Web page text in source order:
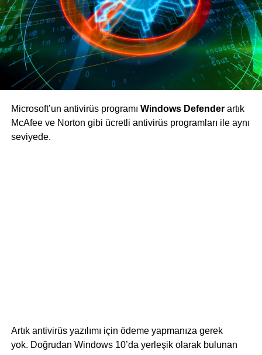
Microsoft’un antivirüs programı Windows Defenderartık
McAfee ve Norton gibi ücretli antivirüs programları ile aynı
seviyede.
Artık antivirüs yazılımı için ödeme yapmanıza gerek
yok. Doğrudan Windows 10’da yerleşik olarak bulunan